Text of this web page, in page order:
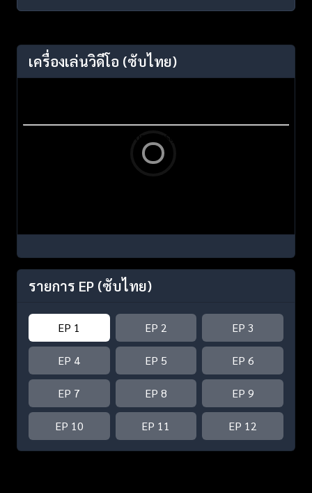
เครื่องเล่นวิดีโอ (ซับไทย)
รายการ EP (ซับไทย)
EP 1 EP 2 EP 3
EP 4 EP 5 EP 6
EP 7 EP 8 EP 9
EP 10 EP 11 EP 12